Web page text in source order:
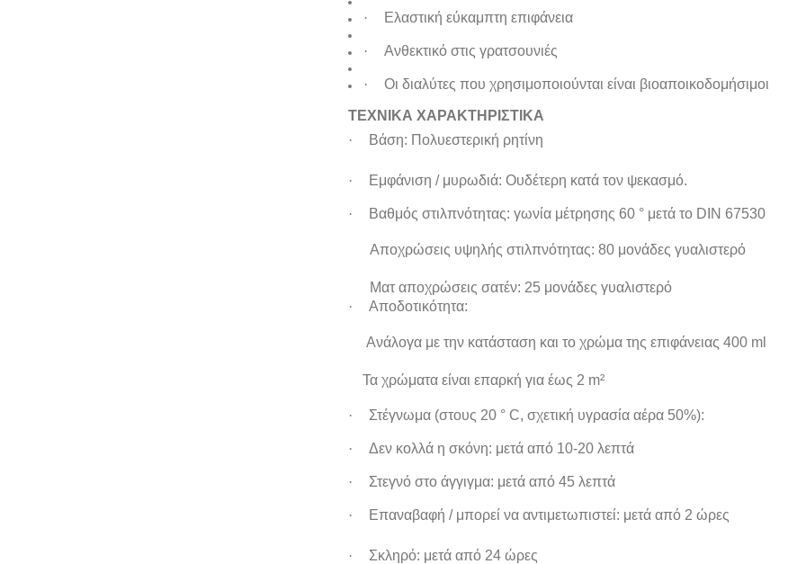
· Ελαστική εύκαμπτη επιφάνεια
· Ανθεκτικό στις γρατσουνιές
· Οι διαλύτες που χρησιμοποιούνται είναι βιοαποικοδομήσιμοι
ΤΕΧΝΙΚΑ ΧΑΡΑΚΤΗΡΙΣΤΙΚΑ
·
Βάση: Πολυεστερική ρητίνη
· Εμφάνιση / μυρωδιά: Ουδέτερη κατά τον ψεκασμό.
· Βαθμός στιλπνότητας: γωνία μέτρησης 60 ° μετά το DIN 67530
Αποχρώσεις υψηλής στιλπνότητας: 80 μονάδες γυαλιστερό
Ματ αποχρώσεις σατέν: 25 μονάδες γυαλιστερό
·
Αποδοτικότητα:
Ανάλογα με την κατάσταση και το χρώμα της επιφάνειας 400 ml
Τα χρώματα είναι επαρκή για έως 2 m²
· Στέγνωμα (στους 20 ° C, σχετική υγρασία αέρα 50%):
· Δεν κολλά η σκόνη: μετά από 10-20 λεπτά
· Στεγνό στο άγγιγμα: μετά από 45 λεπτά
· Επαναβαφή / μπορεί να αντιμετωπιστεί: μετά από 2 ώρες
· Σκληρό: μετά από 24 ώρες